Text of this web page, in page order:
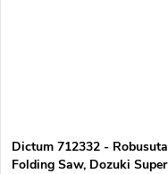
Dictum 712332 - Robusuta
Folding Saw, Dozuki Super